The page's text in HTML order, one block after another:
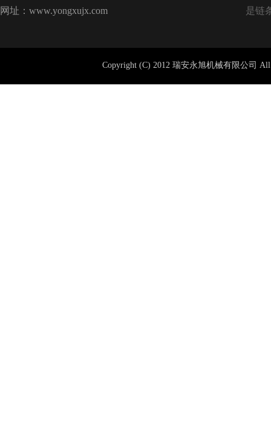
网址：www.yongxujx.com 是链
Copyright (C) 2012 瑞安永旭机械有限公司 All